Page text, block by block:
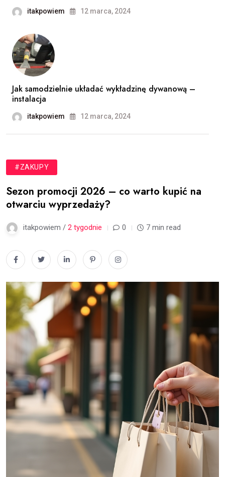
itakpowiem 12 marca, 2024
Jak samodzielnie układać wykładzinę dywanową –
instalacja
itakpowiem 12 marca, 2024
#ZAKUPY
Sezon promocji 2026 – co warto kupić na
otwarciu wyprzedaży?
itakpowiem / 2 tygodnie 0 7 min read